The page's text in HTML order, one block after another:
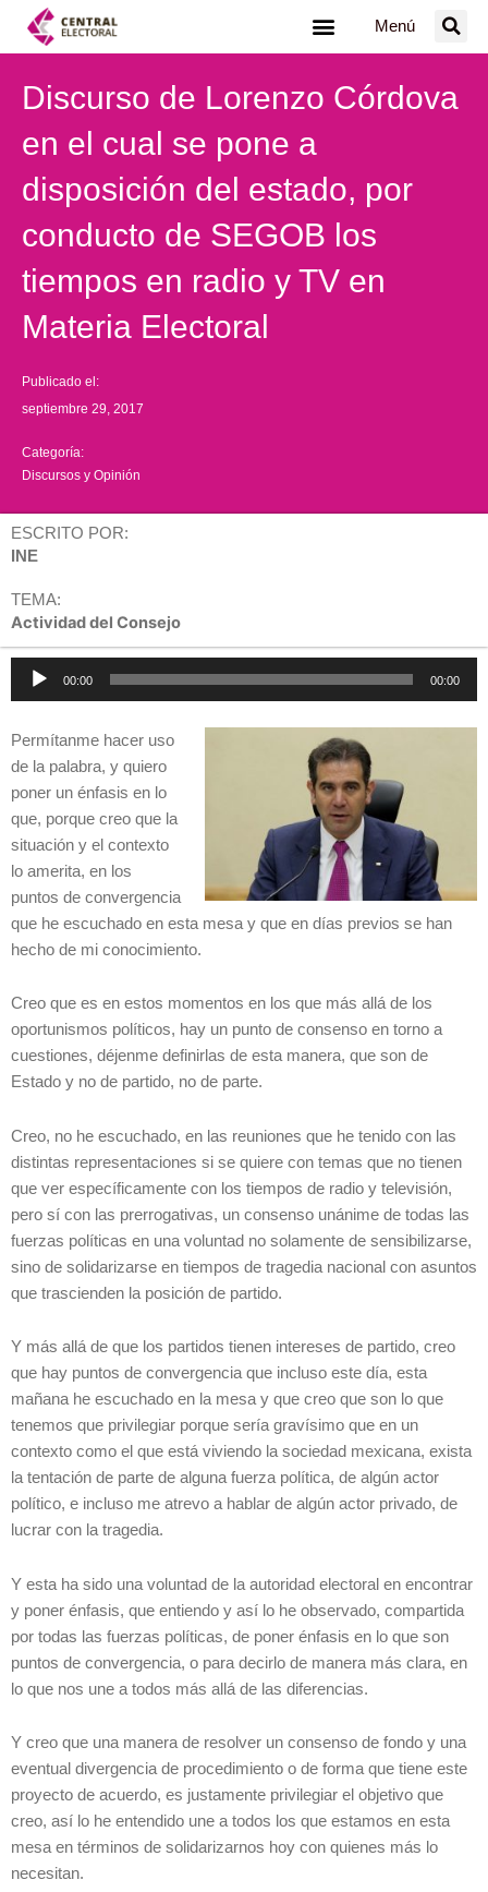
Menú
Discurso de Lorenzo Córdova
en el cual se pone a
disposición del estado, por
conducto de SEGOB los
tiempos en radio y TV en
Materia Electoral
Publicado el:
septiembre 29, 2017
Categoría:
Discursos y Opinión
ESCRITO POR:
INE
TEMA:
Actividad del Consejo
Reproductor
00:00 00:00
Permítanme hacer uso
de la palabra, y quiero
poner un énfasis en lo
que, porque creo que la
situación y el contexto
lo amerita, en los
puntos de convergencia
que he escuchado en esta mesa y que en días previos se han
hecho de mi conocimiento.
Creo que es en estos momentos en los que más allá de los
oportunismos políticos, hay un punto de consenso en torno a
cuestiones, déjenme definirlas de esta manera, que son de
Estado y no de partido, no de parte.
Creo, no he escuchado, en las reuniones que he tenido con las
distintas representaciones si se quiere con temas que no tienen
que ver específicamente con los tiempos de radio y televisión,
pero sí con las prerrogativas, un consenso unánime de todas las
fuerzas políticas en una voluntad no solamente de sensibilizarse,
sino de solidarizarse en tiempos de tragedia nacional con asuntos
que trascienden la posición de partido.
Y más allá de que los partidos tienen intereses de partido, creo
que hay puntos de convergencia que incluso este día, esta
mañana he escuchado en la mesa y que creo que son lo que
tenemos que privilegiar porque sería gravísimo que en un
contexto como el que está viviendo la sociedad mexicana, exista
la tentación de parte de alguna fuerza política, de algún actor
político, e incluso me atrevo a hablar de algún actor privado, de
lucrar con la tragedia.
Y esta ha sido una voluntad de la autoridad electoral en encontrar
y poner énfasis, que entiendo y así lo he observado, compartida
por todas las fuerzas políticas, de poner énfasis en lo que son
puntos de convergencia, o para decirlo de manera más clara, en
lo que nos une a todos más allá de las diferencias.
Y creo que una manera de resolver un consenso de fondo y una
eventual divergencia de procedimiento o de forma que tiene este
proyecto de acuerdo, es justamente privilegiar el objetivo que
creo, así lo he entendido une a todos los que estamos en esta
mesa en términos de solidarizarnos hoy con quienes más lo
necesitan.